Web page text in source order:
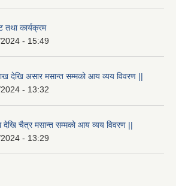
कार्यक्रम
- 15:49
देखि असार मसान्त सम्मको आय व्यय विवरण ||
- 13:32
चैत्र मसान्त सम्मको आय व्यय विवरण ||
- 13:29